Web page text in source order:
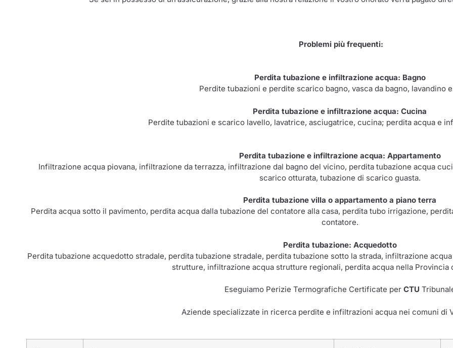
Problemi più frequenti:
Perdita tubazione e infiltrazione acqua: Bagno
Perdite tubazioni e perdite scarico bagno, vasca da bagno, lavandino
Perdita tubazione e infiltrazione acqua: Cucina
Perdite tubazioni e scarico lavello, lavatrice, asciugatrice, cucina; perdita acqua e
Perdita tubazione e infiltrazione acqua: Appartamento
Infiltrazione acqua piovana, infiltrazione da terrazza, infiltrazione dal bagno del vicino, perdita tubazione acqua
scarico otturata, tubazione di scarico guasta.
Perdita tubazione villa o appartamento a piano terra
Perdita acqua sotto il pavimento, perdita acqua dalla tubazione del contatore alla casa, perdita tubo irrigazione,
contatore.
Perdita tubazione: Acquedotto
Perdita tubazione acquedotto stradale, perdita tubazione stradale, perdita tubazione sotto la strada, infiltrazione
strutture, infiltrazione acqua strutture regionali, perdita acqua nella Provincia
Eseguiamo Perizie Termografiche Certificate per CTU
Aziende specializzate in ricerca perdite e infiltrazioni acqua nei comuni di